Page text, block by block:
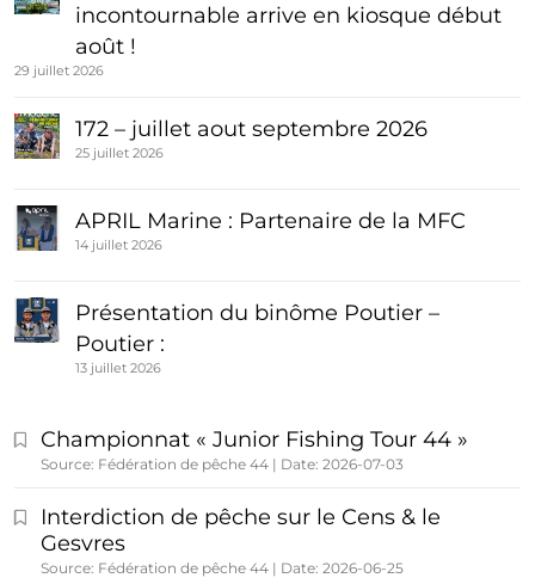
incontournable arrive en kiosque début
août !
29 juillet 2026
172 – juillet aout septembre 2026
25 juillet 2026
APRIL Marine : Partenaire de la MFC
14 juillet 2026
Présentation du binôme Poutier –
Poutier :
13 juillet 2026
Championnat « Junior Fishing Tour 44 »
Source: Fédération de pêche 44 Date: 2026-07-03
Interdiction de pêche sur le Cens & le
Gesvres
Source: Fédération de pêche 44 Date: 2026-06-25